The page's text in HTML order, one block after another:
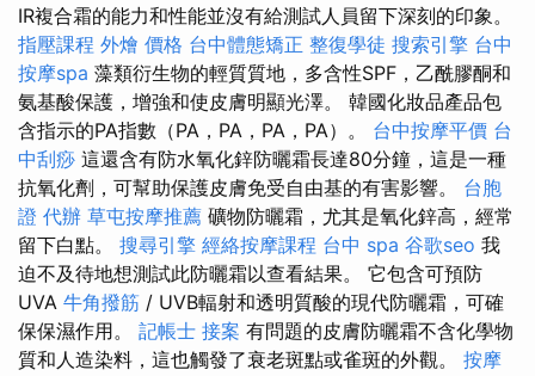
IR複合霜的能力和性能並沒有給測試人員留下深刻的印象。
指壓課程 外燴 價格 台中體態矯正 整復學徒 搜索引擎 台中
按摩spa 藻類衍生物的輕質質地，多含性SPF，乙酰膠酮和
氨基酸保護，增強和使皮膚明顯光澤。 韓國化妝品產品包
含指示的PA指數（PA，PA，PA，PA）。 台中按摩平價 台
中刮痧 這還含有防水氧化鋅防曬霜長達80分鐘，這是一種
抗氧化劑，可幫助保護皮膚免受自由基的有害影響。 台胞
證 代辦 草屯按摩推薦 礦物防曬霜，尤其是氧化鋅高，經常
留下白點。 搜尋引擎 經絡按摩課程 台中 spa 谷歌seo 我
迫不及待地想測試此防曬霜以查看結果。 它包含可預防
UVA 牛角撥筋 / UVB輻射和透明質酸的現代防曬霜，可確
保保濕作用。 記帳士 接案 有問題的皮膚防曬霜不含化學物
質和人造染料，這也觸發了衰老斑點或雀斑的外觀。 按摩